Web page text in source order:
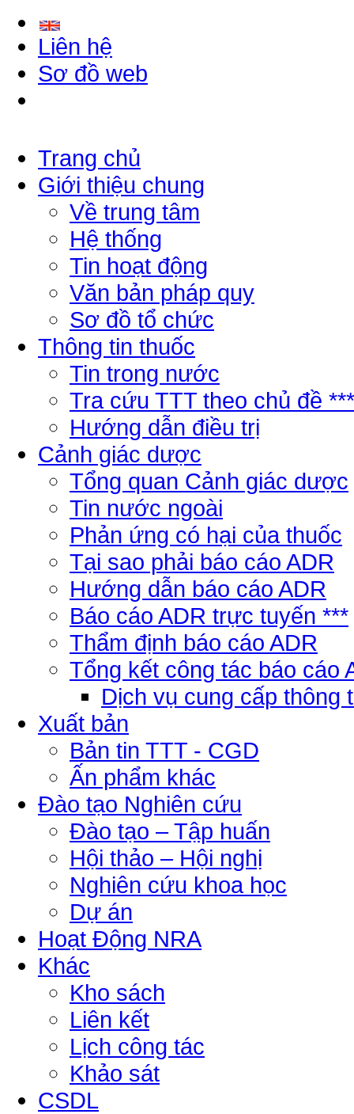
Liên hệ
Sơ đồ web
Trang chủ
Giới thiệu chung
Về trung tâm
Hệ thống
Tin hoạt động
Văn bản pháp quy
Sơ đồ tổ chức
Thông tin thuốc
Tin trong nước
Tra cứu TTT theo chủ đề ***
Hướng dẫn điều trị
Cảnh giác dược
Tổng quan Cảnh giác dược
Tin nước ngoài
Phản ứng có hại của thuốc
Tại sao phải báo cáo ADR
Hướng dẫn báo cáo ADR
Báo cáo ADR trực tuyến ***
Thẩm định báo cáo ADR
Tổng kết công tác báo cáo
Dịch vụ cung cấp thông
Xuất bản
Bản tin TTT - CGD
Ấn phẩm khác
Đào tạo Nghiên cứu
Đào tạo – Tập huấn
Hội thảo – Hội nghị
Nghiên cứu khoa học
Dự án
Hoạt Động NRA
Khác
Kho sách
Liên kết
Lịch công tác
Khảo sát
CSDL